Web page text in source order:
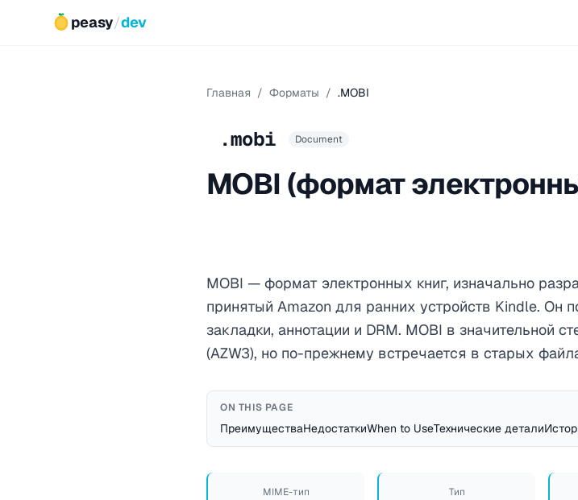
peasy/dev
Главная / Форматы / .MOBI
.mobi Document
MOBI (формат
MOBI — формат электронных книг, изначально
принятый Amazon для ранних устройств Kindle. Он
закладки, аннотации и DRM. MOBI в значительной
(AZW3), но по-прежнему встречается в старых
ON THIS PAGE
ПреимуществаНедостаткиWhen to UseТехнические детали
MIME-тип Тип